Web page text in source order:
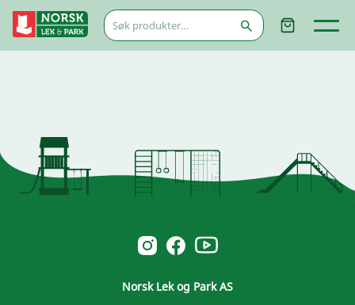
Søk
etter:
Norsk Leg & Park instagram
Norsk Leg & Park facebook
Norsk Leg & Park youtube
Norsk Lek og Park AS